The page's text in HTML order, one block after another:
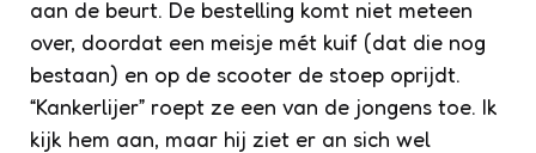
aan de beurt. De bestelling komt niet meteen
over, doordat een meisje mét kuif (dat die nog
bestaan) en op de scooter de stoep oprijdt.
“Kankerlijer” roept ze een van de jongens toe. Ik
kijk hem aan, maar hij ziet er an sich wel